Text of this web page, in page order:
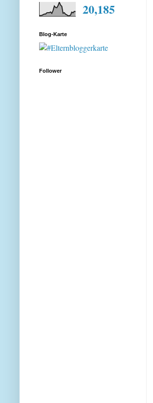
20,185
Blog-Karte
Follower